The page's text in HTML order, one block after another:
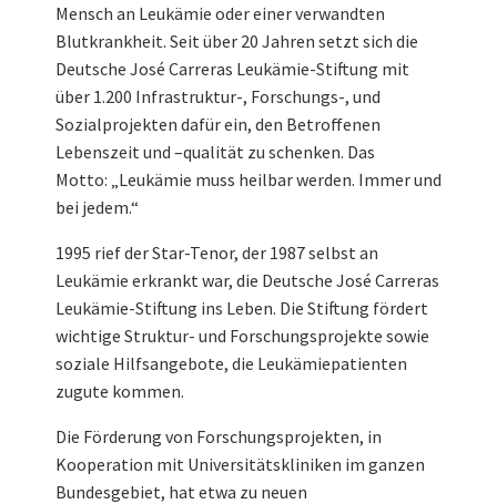
Mensch an Leukämie oder einer verwandten
Blutkrankheit. Seit über 20 Jahren setzt sich die
Deutsche José Carreras Leukämie-Stiftung mit
über 1.200 Infrastruktur-, Forschungs-, und
Sozialprojekten dafür ein, den Betroffenen
Lebenszeit und –qualität zu schenken. Das
Motto: „Leukämie muss heilbar werden. Immer und
bei jedem.“
1995 rief der Star-Tenor, der 1987 selbst an
Leukämie erkrankt war, die Deutsche José Carreras
Leukämie-Stiftung ins Leben. Die Stiftung fördert
wichtige Struktur- und Forschungsprojekte sowie
soziale Hilfsangebote, die Leukämiepatienten
zugute kommen.
Die Förderung von Forschungsprojekten, in
Kooperation mit Universitätskliniken im ganzen
Bundesgebiet, hat etwa zu neuen